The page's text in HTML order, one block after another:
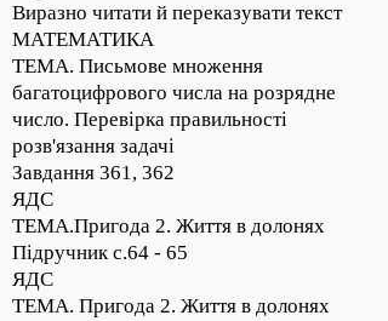
Виразно читати й переказувати текст
МАТЕМАТИКА
ТЕМА. Письмове множення
багатоцифрового числа на розрядне
число. Перевірка правильності
розв'язання задачі
Завдання 361, 362
ЯДС
ТЕМА.Пригода 2. Життя в долонях
Підручник с.64 - 65
ЯДС
ТЕМА. Пригода 2. Життя в долонях